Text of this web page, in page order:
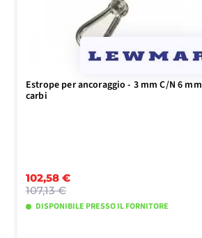
Estrope per ancoraggio - 3 mm C/N 6 mm
carbi
102,58 €
107,13 €
DISPONIBILE PRESSO IL FORNITORE